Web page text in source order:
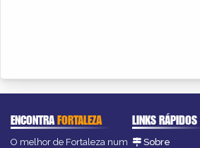
ENCONTRAFORTALEZA
O melhor de Fortaleza num
LINKS RÁPIDOS
Sobre